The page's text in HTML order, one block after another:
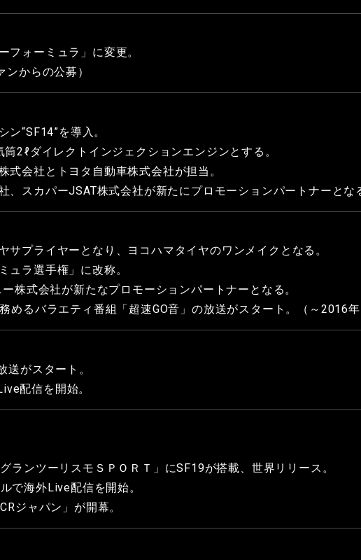
フォーミュラ」に変更。
ンからの公募）
“SF14”を導入。
2ℓダイレクトインジェクションエンジンとする。
会社とトヨタ自動車株式会社が担当。
、スカパーJSAT株式会社が新たにプロモーションパートナーとな
サプライヤーとなり、ヨコハマタイヤのワンメイクとなる。
ュラ選手権」に改称。
株式会社が新たなプロモーションパートナーとなる。
めるバラエティ番組「超速GO音」の放送がスタート。（～2016
がスタート。
配信を開始。
ランツーリスモＳＰＯＲＴ」にSF19が搭載、世界リリース。
で海外Live配信を開始。
ジャパン」が開幕。